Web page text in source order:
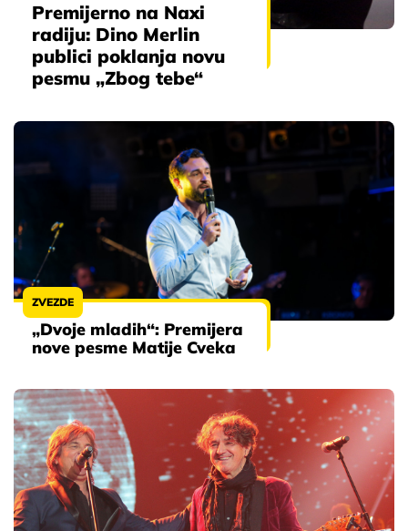
Premijerno na Naxi
radiju: Dino Merlin
publici poklanja novu
pesmu „Zbog tebe“
ZVEZDE
„Dvoje mladih“: Premijera
nove pesme Matije Cveka